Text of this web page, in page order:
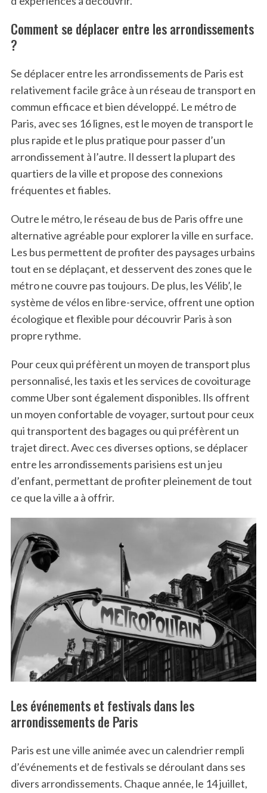
Comment se déplacer entre les arrondissements
?
Se déplacer entre les arrondissements de Paris est
relativement facile grâce à un réseau de transport en
commun efficace et bien développé. Le métro de
Paris, avec ses 16 lignes, est le moyen de transport le
plus rapide et le plus pratique pour passer d’un
arrondissement à l’autre. Il dessert la plupart des
quartiers de la ville et propose des connexions
fréquentes et fiables.
Outre le métro, le réseau de bus de Paris offre une
alternative agréable pour explorer la ville en surface.
Les bus permettent de profiter des paysages urbains
tout en se déplaçant, et desservent des zones que le
métro ne couvre pas toujours. De plus, les Vélib’, le
système de vélos en libre-service, offrent une option
écologique et flexible pour découvrir Paris à son
propre rythme.
Pour ceux qui préfèrent un moyen de transport plus
personnalisé, les taxis et les services de covoiturage
comme Uber sont également disponibles. Ils offrent
un moyen confortable de voyager, surtout pour ceux
qui transportent des bagages ou qui préfèrent un
trajet direct. Avec ces diverses options, se déplacer
entre les arrondissements parisiens est un jeu
d’enfant, permettant de profiter pleinement de tout
ce que la ville a à offrir.
Les événements et festivals dans les
arrondissements de Paris
Paris est une ville animée avec un calendrier rempli
d’événements et de festivals se déroulant dans ses
divers arrondissements. Chaque année, le 14 juillet,